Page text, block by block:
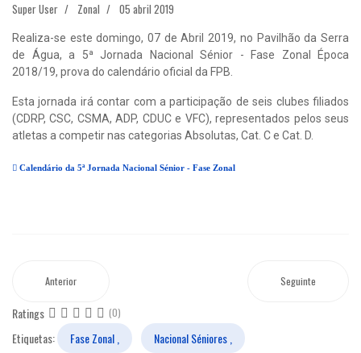
Super User Zonal 05 abril 2019
Realiza-se este domingo, 07 de Abril 2019, no Pavilhão da Serra
de Água, a 5ª Jornada Nacional Sénior - Fase Zonal Época
2018/19, prova do calendário oficial da FPB.
Esta jornada irá contar com a participação de seis clubes filiados
(CDRP, CSC, CSMA, ADP, CDUC e VFC), representados pelos seus
atletas a competir nas categorias Absolutas, Cat. C e Cat. D.
Calendário da 5ª Jornada Nacional Sénior - Fase Zonal
Anterior Seguinte
Ratings (0)
Etiquetas: Fase Zonal , Nacional Séniores ,